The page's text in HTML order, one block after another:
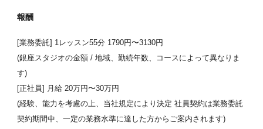
報酬
[業務委託] 1レッスン55分 1790円〜3130円
(銀座スタジオの金額 / 地域、勤続年数、コースによって異なりま
す)
[正社員] 月給 20万円〜30万円
(経験、能力を考慮の上、当社規定により決定 社員契約は業務委託
契約期間中、一定の業務水準に達した方からご案内されます)